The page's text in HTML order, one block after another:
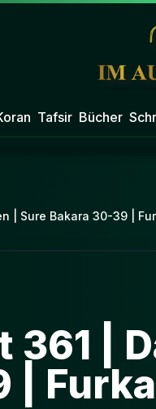
Tafsir Bücher
| Sure Bakara 30-39 |
361 |
|